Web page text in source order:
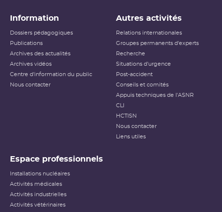
Information
Dossiers pédagogiques
Publications
Archives des actualités
Archives vidéos
Centre d'information du public
Nous contacter
Autres activités
Relations internationales
Groupes permanents d'experts
Recherche
Situations d'urgence
Post-accident
Conseils et comités
Appuis techniques de l'ASNR
CLI
HCTISN
Nous contacter
Liens utiles
Espace professionnels
Installations nucléaires
Activités médicales
Activités industrielles
Activités vétérinaires